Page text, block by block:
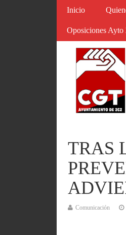
Inicio
Oposiciones
TRAS
Comunicación